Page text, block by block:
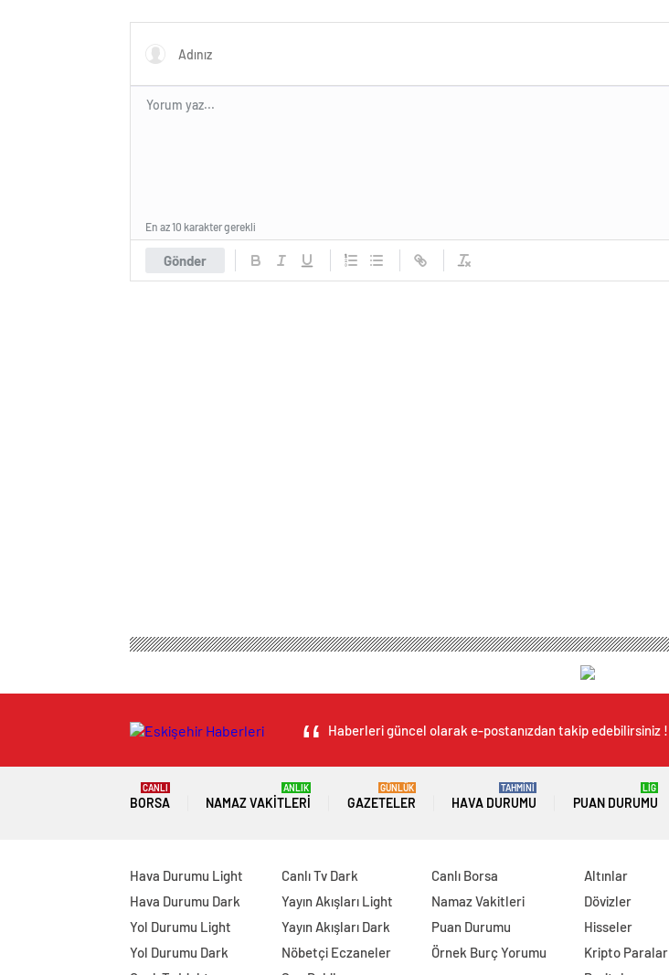
Gönder
En az 10 karakter gerekli
Haberleri güncel olarak e-postanızdan takip edebilirsiniz !
BORSA
CANLI
NAMAZ VAKITLERI
ANLIK
GAZETELER
GÜNLÜK
HAVA DURUMU
TAHMİNİ
PUAN DURUMU
LİG
Hava Durumu Light
Hava Durumu Dark
Yol Durumu Light
Yol Durumu Dark
Canlı Tv Dark
Yayın Akışları Light
Yayın Akışları Dark
Nöbetçi Eczaneler
Canlı Borsa
Namaz Vakitleri
Puan Durumu
Örnek Burç Yorumu
Altınlar
Dövizler
Hisseler
Kripto Paralar